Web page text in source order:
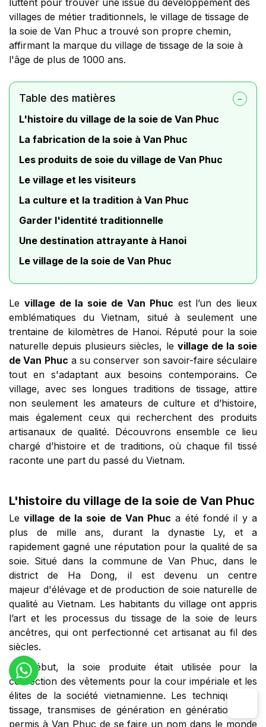
luttent pour trouver une issue du développement des
villages de métier traditionnels, le village de tissage de
la soie de Van Phuc a trouvé son propre chemin,
affirmant la marque du village de tissage de la soie à
l'âge de plus de 1000 ans.
Table des matières
L'histoire du village de la soie de Van Phuc
La fabrication de la soie à Van Phuc
Les produits de soie du village de Van Phuc
Le village et les visiteurs
La culture et la tradition à Van Phuc
Garder l'identité traditionnelle
Une destination attrayante à Hanoi
Le village de la soie de Van Phuc
Le village de la soie de Van Phuc est l’un des lieux
emblématiques du Vietnam, situé à seulement une
trentaine de kilomètres de Hanoi. Réputé pour la soie
naturelle depuis plusieurs siècles, le village de la soie
de Van Phuc a su conserver son savoir-faire séculaire
tout en s'adaptant aux besoins contemporains. Ce
village, avec ses longues traditions de tissage, attire
non seulement les amateurs de culture et d’histoire,
mais également ceux qui recherchent des produits
artisanaux de qualité. Découvrons ensemble ce lieu
chargé d’histoire et de traditions, où chaque fil tissé
raconte une part du passé du Vietnam.
L'histoire du village de la soie de Van Phuc
Levillage de la soie de Van Phuc a été fondé il y a
plus de mille ans, durant la dynastie Ly, et a
rapidement gagné une réputation pour la qualité de sa
soie. Situé dans la commune de Van Phuc, dans le
district de Ha Dong, il est devenu un centre
majeur d'élévage et de production de soie naturelle de
qualité au Vietnam. Les habitants du village ont appris
l’art et les processus du tissage de la soie de leurs
ancêtres, qui ont perfectionné cet artisanat au fil des
siècles.
Au début, la soie produite était utilisée pour la
confection des vêtements pour la cour impériale et les
élites de la société vietnamienne. Les techniques de
tissage, transmises de génération en génération, ont
permis à Van Phuc de se faire un nom dans le monde